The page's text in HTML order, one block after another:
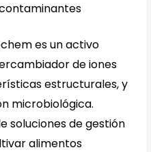
es un activo
de iones
estructurales, y
microbiológica.
soluciones de gestión
alimentos